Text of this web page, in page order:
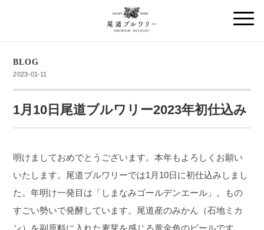
BLOG
2023-01-11
1月10日尾道ブルワリー2023年初仕込み
明けましておめでとうございます。本年もよろしくお願い
いたします。尾道ブルワリーでは1月10日に初仕込みしまし
た。年明け一発目は「しまなみゴールデンエール」。もの
すごい勢いで発酵しています。尾道産のみかん（石地ミカ
ン）を副原料に入れた麦芽を感じる黄金色のビールです。